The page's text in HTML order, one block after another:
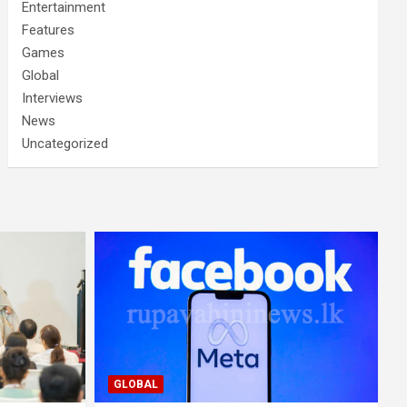
Entertainment
Features
Games
Global
Interviews
News
Uncategorized
GLOBAL